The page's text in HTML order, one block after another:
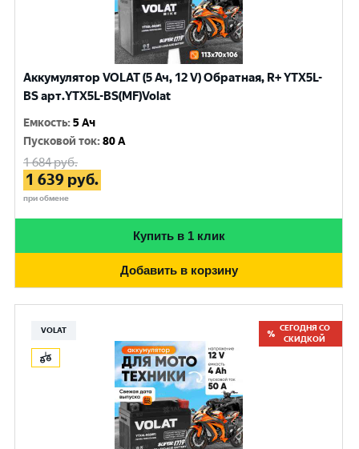
Аккумулятор VOLAT (5 Ач, 12 V) Обратная, R+ YTX5L-
BS арт.YTX5L-BS(MF)Volat
Емкость:5 Ач
Пусковой ток:80 A
1 684руб.
1 639 руб.
при обмене
Купить в 1 клик
Добавить в корзину
VOLAT
СЕГОДНЯ СО
СКИДКОЙ